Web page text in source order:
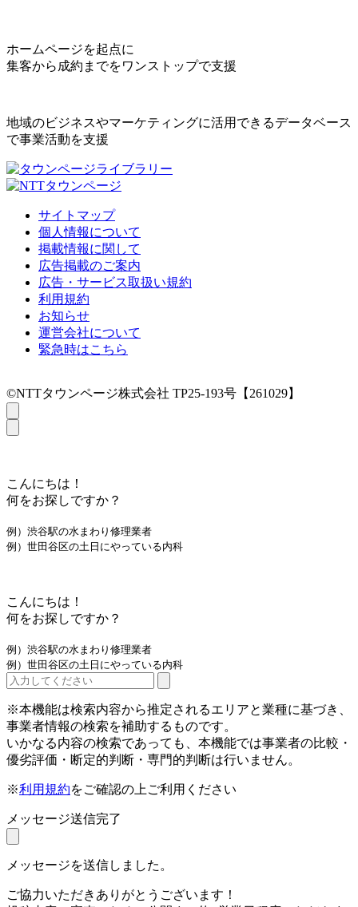
ホームページを起点に
集客から成約までをワンストップで支援
地域のビジネスやマーケティングに活用できるデータベース
で事業活動を支援
サイトマップ
個人情報について
掲載情報に関して
広告掲載のご案内
広告・サービス取扱い規約
利用規約
お知らせ
運営会社について
緊急時はこちら
©NTTタウンページ株式会社 TP25-193号【261029】
こんにちは！
何をお探しですか？
例）渋谷駅の水まわり修理業者
例）世田谷区の土日にやっている内科
こんにちは！
何をお探しですか？
例）渋谷駅の水まわり修理業者
例）世田谷区の土日にやっている内科
※本機能は検索内容から推定されるエリアと業種に基づき、
事業者情報の検索を補助するものです。
いかなる内容の検索であっても、本機能では事業者の比較・
優劣評価・断定的判断・専門的判断は行いません。
※利用規約をご確認の上ご利用ください
メッセージ送信完了
メッセージを送信しました。
ご協力いただきありがとうございます！